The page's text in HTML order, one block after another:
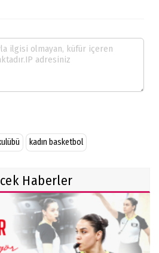
kadın basketbol
Haberler